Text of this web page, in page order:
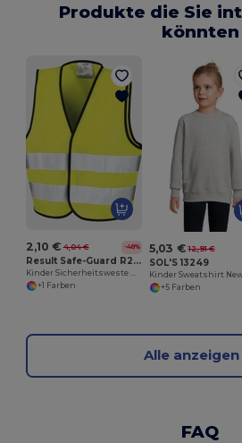
Produkte die Sie
könnten
2,10 € 4,04 € -48%
Result Safe-Guard R200J
+1 Farben
5,03 € 12,91 €
SOL'S 13249
+5 Farben
Alle anzeigen
FAQ